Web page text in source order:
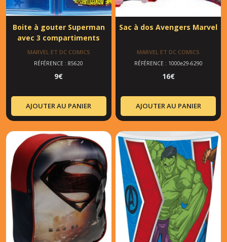
Boite à gouter Superman
avec 3 compartiments
MARVEL ET DC COMICS
RÉFÉRENCE : 85620
9€
AJOUTER AU PANIER
Sac à dos Avengers Marvel
MARVEL ET DC COMICS
RÉFÉRENCE : 1000e29-6290
16€
AJOUTER AU PANIER